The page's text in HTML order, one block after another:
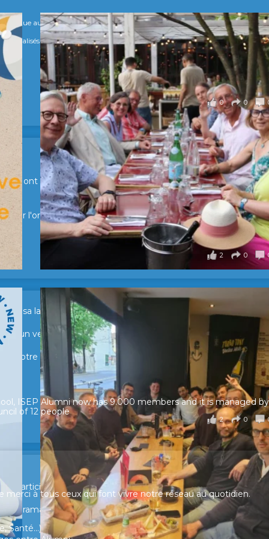
au service de l'humain !
Spécialisés, qui allient excellence technologique et valeurs humaines, au cœur
0 0
ont partagé un moment convivial de retrouvailles et
pour l'organisation !
2 0
sa lancée ! 🚀🚀
d’un verre pour échanger, partager leurs expériences et
notre réseau.
2 0
participer et faire entendre votre voix !
complet de la situation socio-professionnelle des
ISEP Alumni now has 9.000 members and it is managed
of 12 people
à tous ceux qui font vivre notre réseau au quotidien.
Santé...)